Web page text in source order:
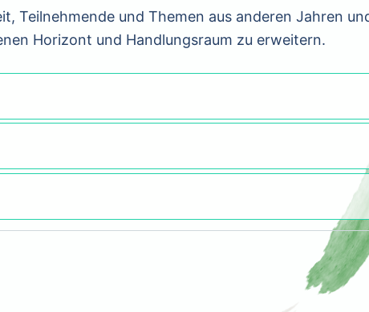
Teilnehmende und Themen aus anderen Jahren
Horizont und Handlungsraum zu erweitern.